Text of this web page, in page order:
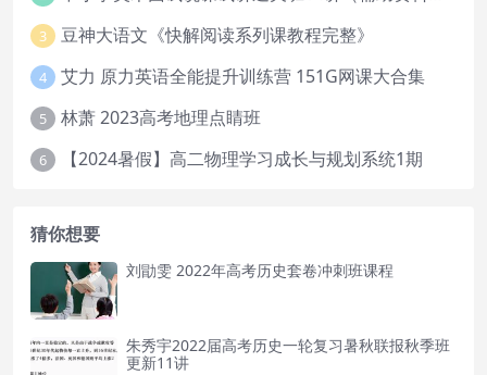
3 豆神大语文《快解阅读系列课教程完整》
4 艾力 原力英语全能提升训练营 151G网课大合集
5 林萧 2023高考地理点睛班
6 【2024暑假】高二物理学习成长与规划系统1期
猜你想要
刘勖雯 2022年高考历史套卷冲刺班课程
朱秀宇2022届高考历史一轮复习暑秋联报秋季班
更新11讲